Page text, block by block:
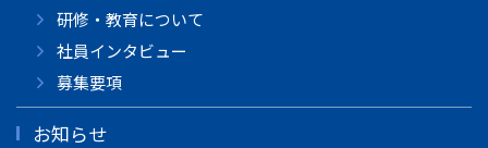
研修・教育について
社員インタビュー
募集要項
お知らせ